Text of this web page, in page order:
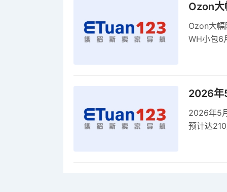
Ozon大
Ozon大
WH小包6
2026年
2026年5
预计达